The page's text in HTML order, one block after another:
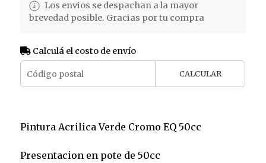
Los envios se despachan a la mayor
brevedad posible. Gracias por tu compra
Calculá el costo de envío
CALCULAR
Pintura Acrilica Verde Cromo EQ 50cc
Presentacion en pote de 50cc